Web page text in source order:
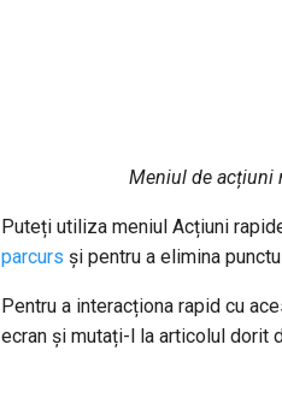
Meniul de acțiuni
Puteți utiliza meniul Acțiuni
parcurs și pentru a elimina
Pentru a interacționa rapid cu
ecran și mutați-l la articolul dorit